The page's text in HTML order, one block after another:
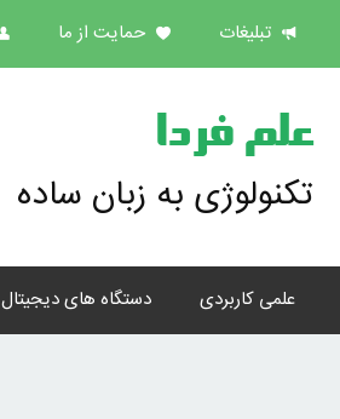
تبلیغات حمایت از ما
علم فردا
تکنولوژی به زبان ساده
علمی کاربردی دستگاه های دیجیتال